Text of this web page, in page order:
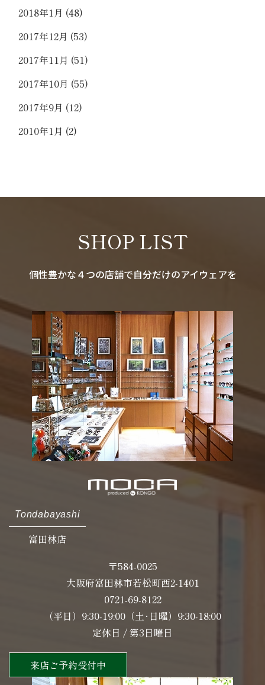
2018年1月 (48)
2017年12月 (53)
2017年11月 (51)
2017年10月 (55)
2017年9月 (12)
2010年1月 (2)
SHOP LIST
個性豊かな４つの店舗で自分だけのアイウェアを
Tondabayashi
富田林店
〒584-0025
大阪府富田林市若松町西2-1401
0721-69-8122
（平日）9:30-19:00（土･日曜）9:30-18:00
定休日 / 第3日曜日
来店ご予約受付中